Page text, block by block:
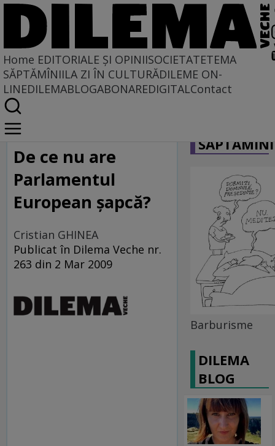
Home EDITORIALE ȘI OPINIISOCIETATETEMA
SĂPTĂMÎNIILA ZI ÎN CULTURĂDILEME ON-
LINEDILEMABLOGABONAREDIGITALContact
Home
Locuri comune
De ce nu are
Parlamentul
European şapcă?
Cristian GHINEA
Publicat în Dilema Veche nr.
263 din 2 Mar 2009
Barburisme
DILEMA
BLOG